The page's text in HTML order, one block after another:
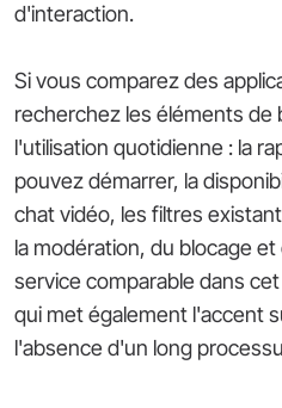
d'interaction.
Si vous comparez des
recherchez les éléments de
l'utilisation quotidienne : la
pouvez démarrer, la
chat vidéo, les filtres
la modération, du blocage
service comparable dans
qui met également l'accent
l'absence d'un long